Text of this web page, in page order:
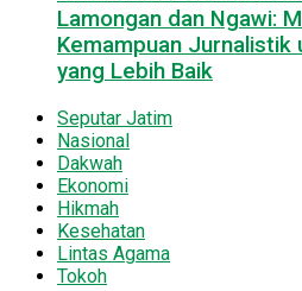
Lamongan dan Ngawi:
Kemampuan Jurnalistik
yang Lebih Baik
Seputar Jatim
Nasional
Dakwah
Ekonomi
Hikmah
Kesehatan
Lintas Agama
Tokoh